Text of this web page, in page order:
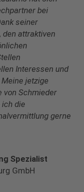
bei
seiner
den attraktiven
Interessen und
jetzige
von Schmieder
die
gerne
Spezialist
GmbH